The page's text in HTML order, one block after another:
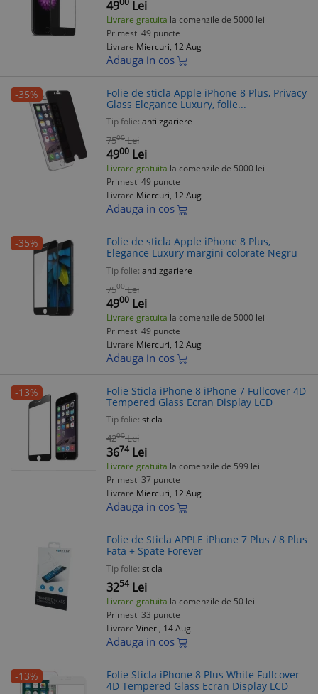
49 Lei
Livrare gratuita la comenzile de 5000 lei
Primesti 49 puncte
Livrare Miercuri, 12 Aug
Adauga in cos
-35%
Folie de sticla Apple iPhone 8 Plus, Privacy
Glass Elegance Luxury, folie...
Tip folie: anti zgariere
7500 Lei
4900 Lei
Livrare gratuita la comenzile de 5000 lei
Primesti 49 puncte
Livrare Miercuri, 12 Aug
Adauga in cos
-35%
Folie de sticla Apple iPhone 8 Plus,
Elegance Luxury margini colorate Negru
Tip folie: anti zgariere
7500 Lei
4900 Lei
Livrare gratuita la comenzile de 5000 lei
Primesti 49 puncte
Livrare Miercuri, 12 Aug
Adauga in cos
-13%
Folie Sticla iPhone 8 iPhone 7 Fullcover 4D
Tempered Glass Ecran Display LCD
Tip folie: sticla
4200 Lei
3674 Lei
Livrare gratuita la comenzile de 599 lei
Primesti 37 puncte
Livrare Miercuri, 12 Aug
Adauga in cos
Folie de Sticla APPLE iPhone 7 Plus / 8 Plus
Fata + Spate Forever
Tip folie: sticla
3254 Lei
Livrare gratuita la comenzile de 50 lei
Primesti 33 puncte
Livrare Vineri, 14 Aug
Adauga in cos
-13%
Folie Sticla iPhone 8 Plus White Fullcover
4D Tempered Glass Ecran Display LCD